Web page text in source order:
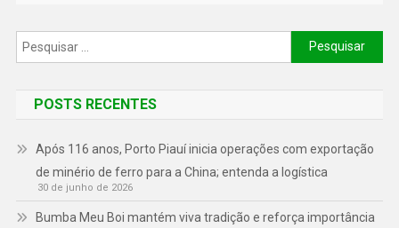
POSTS RECENTES
Após 116 anos, Porto Piauí inicia operações com exportação
de minério de ferro para a China; entenda a logística
30 de junho de 2026
Bumba Meu Boi mantém viva tradição e reforça importância